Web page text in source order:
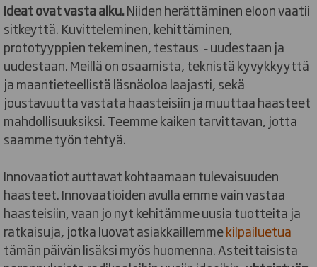
Ideat ovat vasta alku.Niiden herättäminen eloon vaatii
sitkeyttä. Kuvitteleminen, kehittäminen,
prototyyppien tekeminen, testaus – uudestaan ja
uudestaan. Meillä on osaamista, teknistä kyvykkyyttä
ja maantieteellistä läsnäoloa laajasti, sekä
joustavuutta vastata haasteisiin ja muuttaa haasteet
mahdollisuuksiksi. Teemme kaiken tarvittavan, jotta
saamme työn tehtyä.
Innovaatiot auttavat kohtaamaan tulevaisuuden
haasteet. Innovaatioiden avulla emme vain vastaa
haasteisiin, vaan jo nyt kehitämme uusia tuotteita ja
ratkaisuja, jotka luovat asiakkaillemmekilpailuetua
tämän päivän lisäksi myös huomenna. Asteittaisista